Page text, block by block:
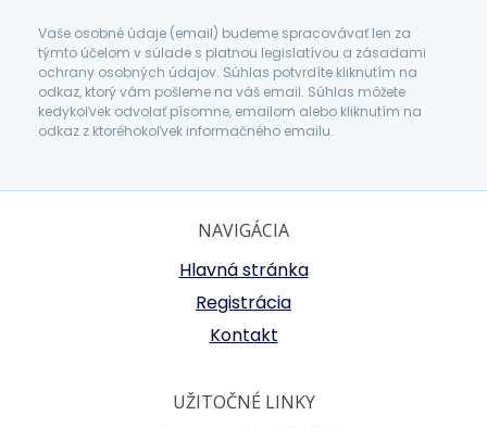
Vaše osobné údaje (email) budeme spracovávať len za
týmto účelom v súlade s platnou legislatívou a zásadami
ochrany osobných údajov. Súhlas potvrdíte kliknutím na
odkaz, ktorý vám pošleme na váš email. Súhlas môžete
kedykoľvek odvolať písomne, emailom alebo kliknutím na
odkaz z ktoréhokoľvek informačného emailu.
NAVIGÁCIA
Hlavná stránka
Registrácia
Kontakt
UŽITOČNÉ LINKY